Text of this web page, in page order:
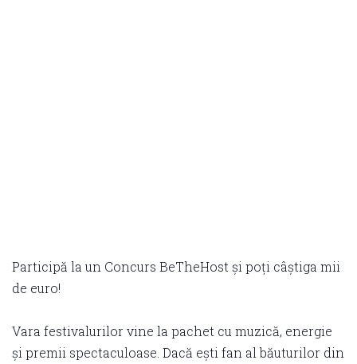
Participă la un Concurs BeTheHost și poți câștiga mii
de euro!
Vara festivalurilor vine la pachet cu muzică, energie
și premii spectaculoase. Dacă ești fan al băuturilor din